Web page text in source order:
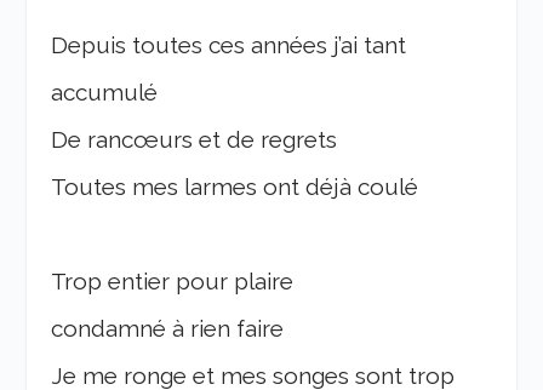
Depuis toutes ces années j’ai tant
accumulé
De rancœurs et de regrets
Toutes mes larmes ont déjà coulé
Trop entier pour plaire
condamné à rien faire
Je me ronge et mes songes sont trop